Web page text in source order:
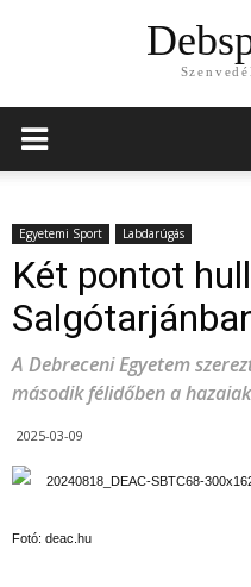
Egyetemi Sport Labdarúgás
Két pontot
A Debreceni Egyetem
második félidőben a
2025-03-09
Fotó: deac.hu